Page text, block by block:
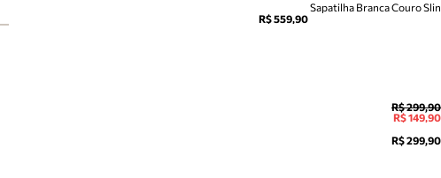
R$ 559,90
Sapatilha Branca Couro
R$ 299,90
R$ 149,90
R$ 299,90